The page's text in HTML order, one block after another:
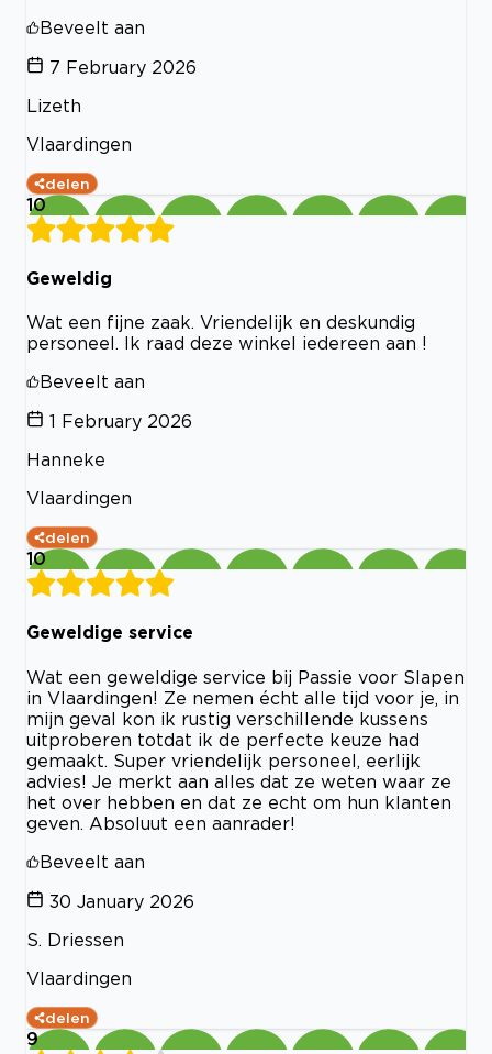
Beveelt aan
7 February 2026
Lizeth
Vlaardingen
delen
10
Geweldig
Wat een fijne zaak. Vriendelijk en deskundig
personeel. Ik raad deze winkel iedereen aan !
Beveelt aan
1 February 2026
Hanneke
Vlaardingen
delen
10
Geweldige service
Wat een geweldige service bij Passie voor Slapen
in Vlaardingen! Ze nemen écht alle tijd voor je, in
mijn geval kon ik rustig verschillende kussens
uitproberen totdat ik de perfecte keuze had
gemaakt. Super vriendelijk personeel, eerlijk
advies! Je merkt aan alles dat ze weten waar ze
het over hebben en dat ze echt om hun klanten
geven. Absoluut een aanrader!
Beveelt aan
30 January 2026
S. Driessen
Vlaardingen
delen
9